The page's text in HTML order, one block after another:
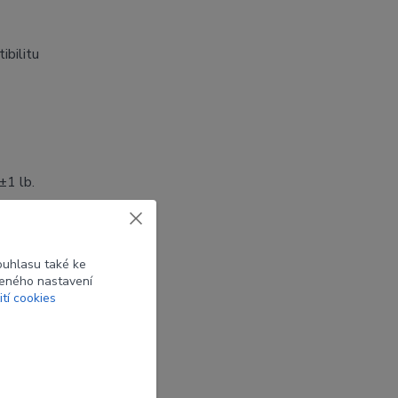
lb.
také ke
nastavení
cookies